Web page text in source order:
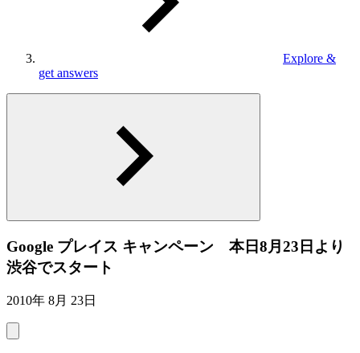
Explore &
get answers
Google プレイス キャンペーン 本日8月23日より
渋谷でスタート
2010年 8月 23日